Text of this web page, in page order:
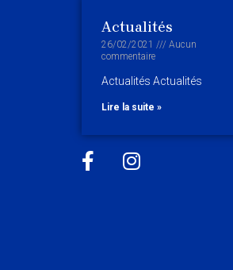
Actualités
26/02/2021
Aucun
commentaire
Actualités Actualités
Lire la suite »